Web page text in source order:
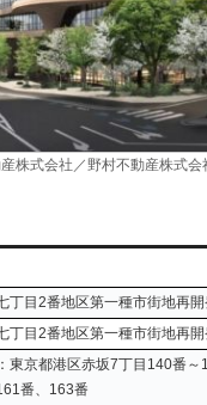
株式会社／野村不動産株式会
丁目2番地区第一種市街地再
丁目2番地区第一種市街地再
東京都港区赤坂7丁目140番
番、163番